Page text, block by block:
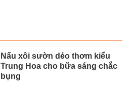
Nấu xôi sườn dẻo thơm kiểu
Trung Hoa cho bữa sáng chắc
bụng